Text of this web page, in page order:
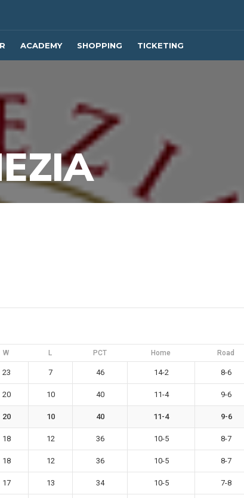
ACADEMY SHOPPING TICKETING
W L PCT Home Road
23 7 46 14-2 8-6
20 10 40 11-4 9-6
20 10 40 11-4 9-6
18 12 36 10-5 8-7
18 12 36 10-5 8-7
17 13 34 10-5 7-8